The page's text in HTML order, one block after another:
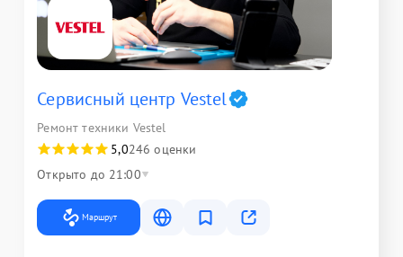
Сервисный центр Vestel
Ремонт техники Vestel
5,0246 оценки
Открыто до 21:00
Маршрут